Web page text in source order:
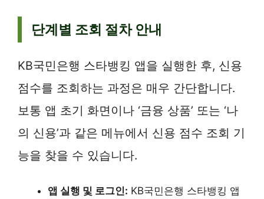
단계별 조회 절차 안내
KB국민은행 스타뱅킹 앱을 실행한 후, 신용
점수를 조회하는 과정은 매우 간단합니다.
보통 앱 초기 화면이나 ‘금융 상품’ 또는 ‘나
의 신용’과 같은 메뉴에서 신용 점수 조회 기
능을 찾을 수 있습니다.
앱 실행 및 로그인: KB국민은행 스타뱅킹 앱